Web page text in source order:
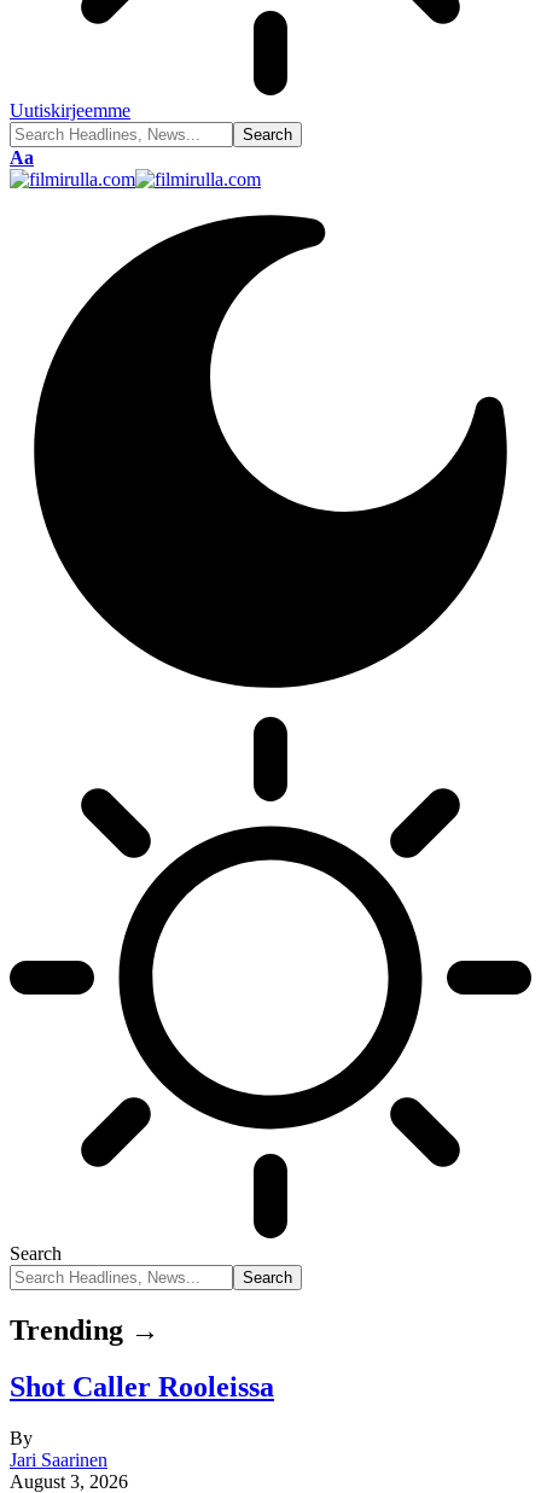
Uutiskirjeemme
Font
Resizer
Aa
Search
Trending →
Shot Caller Rooleissa
By
Jari Saarinen
August 3, 2026